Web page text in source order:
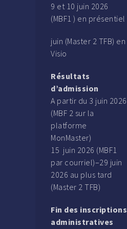
9 et 10 juin 2026
(MBF1 ) en présentiel
juin (Master 2 TFB) en
Visio
Résultats
d’admission
A partir du 3 juin 2026
(MBF 2 sur la
platforme
MonMaster)
15 juin 2026 (MBF1
par courriel)–29 juin
2026 au plus tard
(Master 2 TFB)
Fin des inscriptions
administratives